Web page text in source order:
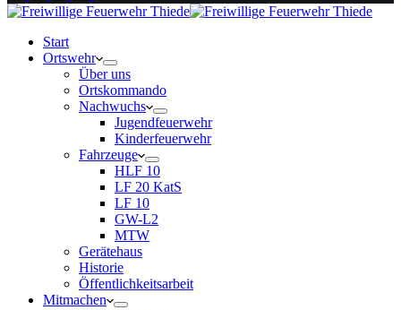
Start
Ortswehr
Über uns
Ortskommando
Nachwuchs
Jugendfeuerwehr
Kinderfeuerwehr
Fahrzeuge
HLF 10
LF 20 KatS
LF 10
GW-L2
MTW
Gerätehaus
Historie
Öffentlichkeitsarbeit
Mitmachen